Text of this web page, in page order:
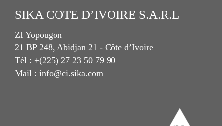
SIKA COTE D’IVOIRE S.A.R.L
ZI Yopougon
21 BP 248, Abidjan 21 - Côte d’Ivoire
Tél : +(225) 27 23 50 79 90
Mail : info@ci.sika.com